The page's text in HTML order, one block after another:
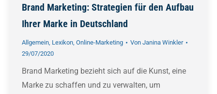
Brand Marketing: Strategien für den Aufbau
Ihrer Marke in Deutschland
Allgemein, Lexikon, Online-Marketing Von Janina Winkler
29/07/2020
Brand Marketing bezieht sich auf die Kunst, eine
Marke zu schaffen und zu verwalten, um